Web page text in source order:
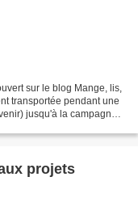
sur le blog Mange, lis,
transportée pendant une
jusqu'à la campagne
projets